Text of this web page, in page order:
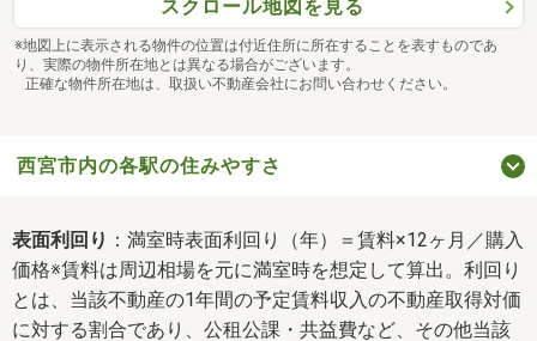
スクロール地図を見る
※地図上に表示される物件の位置は付近住所に所在することを表すものであ
り、実際の物件所在地とは異なる場合がございます。
正確な物件所在地は、取扱い不動産会社にお問い合わせください。
西宮市内の各駅の住みやすさ
表面利回り ：満室時表面利回り（年）＝賃料×12ヶ月／購入
価格※賃料は周辺相場を元に満室時を想定して算出。利回り
とは、当該不動産の1年間の予定賃料収入の不動産取得対価
に対する割合であり、公租公課・共益費など、その他当該